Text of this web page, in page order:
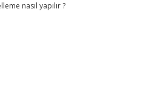
nasıl yapılır ?